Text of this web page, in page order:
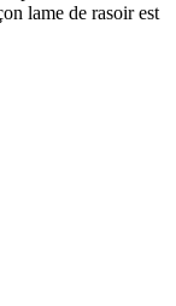
lame de rasoir est